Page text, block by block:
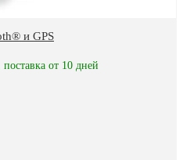
и GPS
поставка от 10 дней